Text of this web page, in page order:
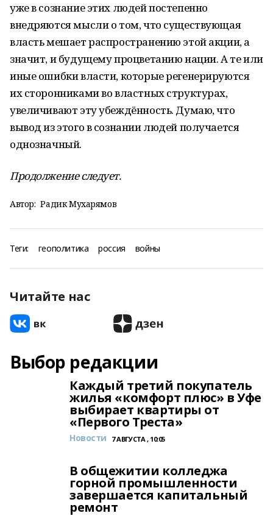
уже в сознание этих людей постепенно
внедряются мысли о том, что существующая
власть мешает распространению этой акции, а
значит, и будущему процветанию нации. А те или
иные ошибки власти, которые регенерируются
их сторонниками во властных структурах,
увеличивают эту убеждённость. Думаю, что
вывод из этого в сознании людей получается
однозначный.
Продолжение следует.
Автор: Радик Мухарямов
Теги: геополитика россия войны
Читайте нас
Выбор редакции
Каждый третий покупатель
жилья «комфорт плюс» в Уфе
выбирает квартиры от
«Первого Треста»
Новости 7 АВГУСТА , 10:05
В общежитии колледжа
горной промышленности
завершается капитальный
ремонт